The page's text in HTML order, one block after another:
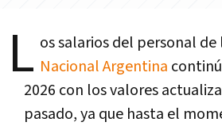
L os salarios del personal de
Nacional Argentina
2026 con los valores
pasado, ya que hasta el